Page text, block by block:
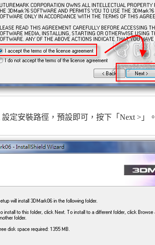
設定安裝路徑，預設即可，按下「Next >」。